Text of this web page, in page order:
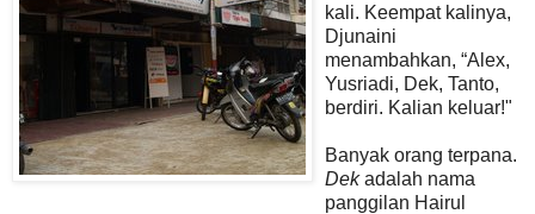
kali. Keempat kalinya,
Djunaini
menambahkan, “Alex,
Yusriadi, Dek, Tanto,
berdiri. Kalian keluar!"
Banyak orang terpana.
Dekadalah nama
panggilan Hairul